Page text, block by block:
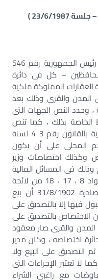
12 – نصت المادة الأولى من قرار رئيس الجمهورية رقم 546
للمحافظين – كل فى دائرة
المملوكة ملكية
المدن والقرى وذلك بعد
، وحدد النص الجهات التى
الخاصة بذلك ، كما تنص
المادة 29 من قرار رئيس الجمهورية بالقانون رقم 3 4 لسنة
المحلى على أن يكون
وكذلك اختصاصات وزير
وذلك فى المسائل المالية
والإدارية ، وكان مفاد نصوص المواد 8 ، 17 ، 18 من لائحة
شروط بيع أملاك الميرى الحرة الصادرة 31/8/1902 أن بيع
فيها إلا بالتصديق على
أن الاختصاص بالتصديق على
المدن والقرى صار معقود
اختصاصه ، وكان مدير
التصديق على البيع ولا
لا تعتبر الإجراءات التى
مع راغبى الشراء